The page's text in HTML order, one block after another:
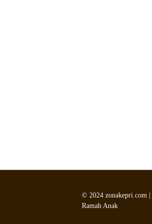
© 2024 zonakepri.com |
Ramah Anak